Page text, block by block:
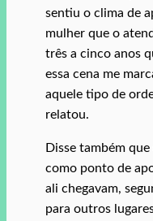
sentiu o clima de
mulher que o
três a cinco anos
essa cena me
aquele tipo de
relatou.
Disse também
como ponto de
ali chegavam,
para outros